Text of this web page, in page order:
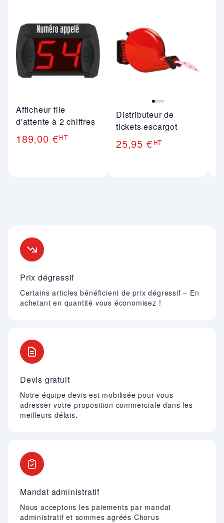
Afficheur file
d'attente à 2 chiffres
189,00 €HT
Distributeur de
tickets escargot
25,95 € HT
Prix dégressif
Certains articles bénéficient de prix dégressif – En
achetant en quantité vous économisez !
Devis gratuit
Notre équipe devis est mobilisée pour vous
adresser votre proposition commerciale dans les
meilleurs délais.
Mandat administratif
Nous acceptons les paiements par mandat
administratif et sommes agréés Chorus